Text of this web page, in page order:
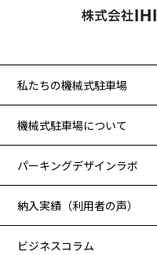
私たちの機械式駐車場
機械式駐車場について
パーキングデザインラボ
納入実績（利用者の声）
ビジネスコラム